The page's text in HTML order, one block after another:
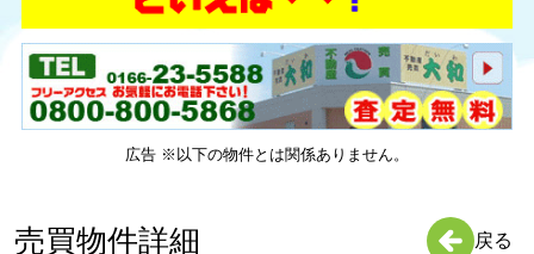
賃貸
広告 ※以下の物件とは関係ありません。
売買物件詳細 戻る